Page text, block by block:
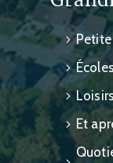
Loisirs
Et